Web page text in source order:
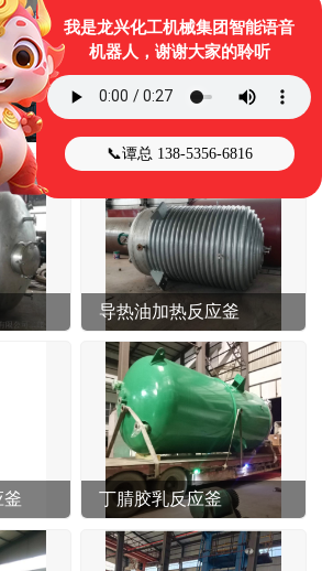
氧氮氩液体储罐
导热油加热反应釜
釜 丁腈胶乳反应釜
我是龙兴化工机械集团智能语音
机器人，谢谢大家的聆听
📞谭总 138-5356-6816